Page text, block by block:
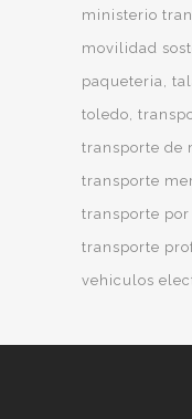
ministerio
movilidad
paqueteria
toledo
transporte de
transporte
transporte
transporte
vehiculos